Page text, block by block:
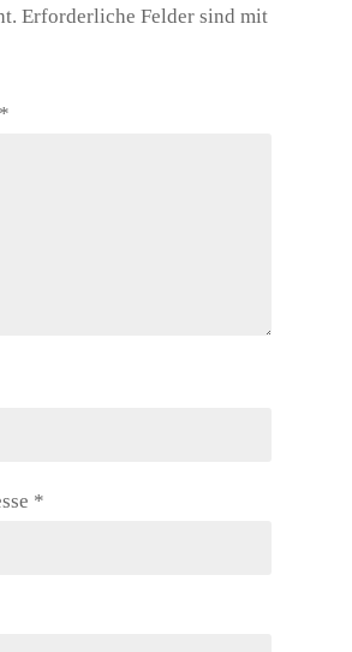
Erforderliche Felder sind mit
*
*